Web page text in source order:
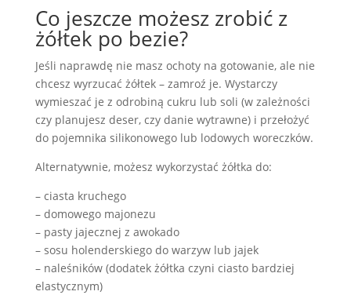
Co jeszcze możesz zrobić z
żółtek po bezie?
Jeśli naprawdę nie masz ochoty na gotowanie, ale nie
chcesz wyrzucać żółtek – zamroź je. Wystarczy
wymieszać je z odrobiną cukru lub soli (w zależności
czy planujesz deser, czy danie wytrawne) i przełożyć
do pojemnika silikonowego lub lodowych woreczków.
Alternatywnie, możesz wykorzystać żółtka do:
– ciasta kruchego
– domowego majonezu
– pasty jajecznej z awokado
– sosu holenderskiego do warzyw lub jajek
– naleśników (dodatek żółtka czyni ciasto bardziej
elastycznym)